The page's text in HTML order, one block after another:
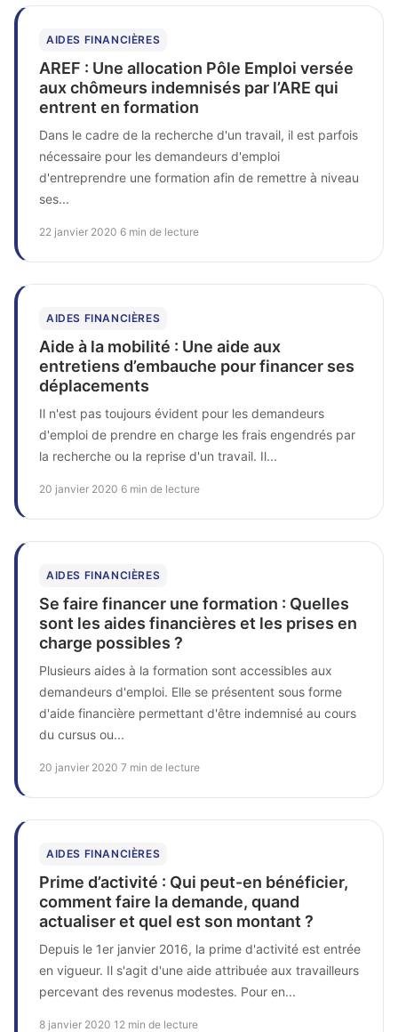
AIDES FINANCIÈRES
AREF : Une allocation Pôle Emploi versée
aux chômeurs indemnisés par l’ARE qui
entrent en formation
Dans le cadre de la recherche d'un travail, il est parfois
nécessaire pour les demandeurs d'emploi
d'entreprendre une formation afin de remettre à niveau
ses...
22 janvier 2020 6 min de lecture
AIDES FINANCIÈRES
Aide à la mobilité : Une aide aux
entretiens d’embauche pour financer ses
déplacements
Il n'est pas toujours évident pour les demandeurs
d'emploi de prendre en charge les frais engendrés par
la recherche ou la reprise d'un travail. Il...
20 janvier 2020 6 min de lecture
AIDES FINANCIÈRES
Se faire financer une formation : Quelles
sont les aides financières et les prises en
charge possibles ?
Plusieurs aides à la formation sont accessibles aux
demandeurs d'emploi. Elle se présentent sous forme
d'aide financière permettant d'être indemnisé au cours
du cursus ou...
20 janvier 2020 7 min de lecture
AIDES FINANCIÈRES
Prime d’activité : Qui peut-en bénéficier,
comment faire la demande, quand
actualiser et quel est son montant ?
Depuis le 1er janvier 2016, la prime d'activité est entrée
en vigueur. Il s'agit d'une aide attribuée aux travailleurs
percevant des revenus modestes. Pour en...
8 janvier 2020 12 min de lecture